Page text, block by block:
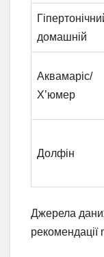
домашній
Аквамаріс/
Х’юмер
Долфін
Джерела
рекомендації